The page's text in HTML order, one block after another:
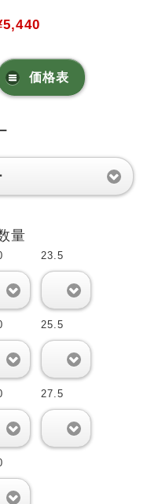
価格表
量
23.5
25.5
27.5